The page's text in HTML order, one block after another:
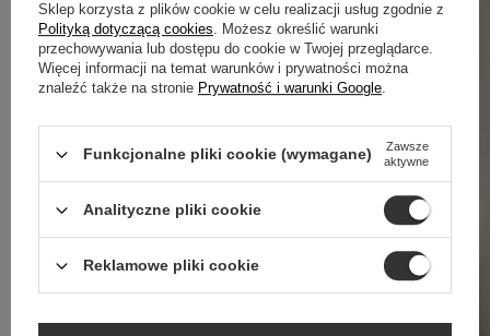
Sklep korzysta z plików cookie w celu realizacji usług zgodnie z
Polityką dotyczącą cookies. Możesz określić warunki
przechowywania lub dostępu do cookie w Twojej przeglądarce.
Więcej informacji na temat warunków i prywatności można
znaleźć także na stronie Prywatność i warunki Google.
Funkcjonalne pliki cookie (wymagane)
Zawsze
aktywne
Analityczne pliki cookie
Reklamowe pliki cookie